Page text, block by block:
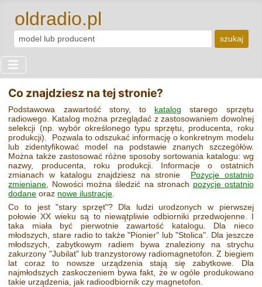
oldradio.pl
szukaj
Co znajdziesz na tej stronie?
Podstawowa zawartość stony, to katalog starego sprzętu
radiowego. Katalog można przeglądać z zastosowaniem dowolnej
selekcji (np. wybór określonego typu sprzętu, producenta, roku
produkcji). Pozwala to odszukać informację o konkretnym modelu
lub zidentyfikować model na podstawie znanych szczegółów.
Można także zastosować różne sposoby sortowania katalogu: wg
nazwy, producenta, roku produkcji. Informacje o ostatnich
zmianach w katalogu znajdziesz na stronie Pozycje ostatnio
zmieniane, Nowości można śledzić na stronach pozycje ostatnio
dodane oraz nowe ilustracje.
Co to jest "stary sprzęt"? Dla ludzi urodzonych w pierwszej
połowie XX wieku są to niewątpliwie odbiorniki przedwojenne. I
taka miała być pierwotnie zawartość katalogu. Dla nieco
młodszych, stare radio to także "Pionier" lub "Stolica". Dla jeszcze
młodszych, zabytkowym radiem bywa znaleziony na strychu
zakurzony "Jubilat" lub tranzystorowy radiomagnetofon. Z biegiem
lat coraz to nowsze urządzenia stają się zabytkowe. Dla
najmłodszych zaskoczeniem bywa fakt, że w ogóle produkowano
takie urządzenia, jak radioodbiornik czy magnetofon.